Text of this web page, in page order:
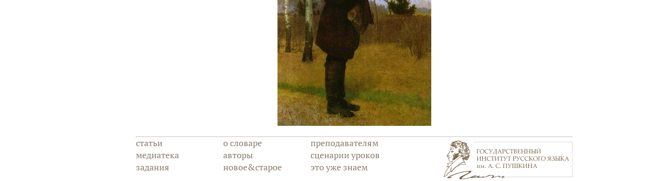
статьи
медиатека
задания
о словаре
авторы
новое&старое
преподавателям
сценарии уроков
это уже знаем